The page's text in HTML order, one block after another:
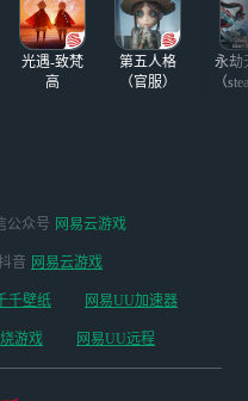
光遇-致梵
高
第五人格
（官服）
永劫
（
公众号 网易云游戏
音 网易云游戏
千壁纸 网易UU加速器
游戏 网易UU远程